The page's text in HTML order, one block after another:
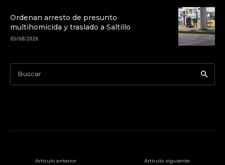
Ordenan arresto de presunto
multihomicida y traslado a Saltillo
05/08/2026
Buscar
Artículo anterior Artículo siguiente